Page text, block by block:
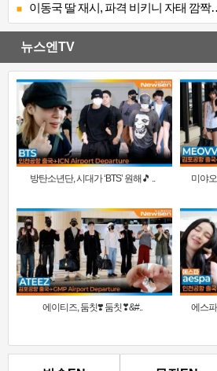
이동국 딸 재시, 파격 비키니 자태 깜
뉴스엔TV
방탄소년단, 시대가 ‘BTS’ 원해🎵 ..
미야
에이티즈, 둠칫❣️ 둠칫❣&#.. 에스